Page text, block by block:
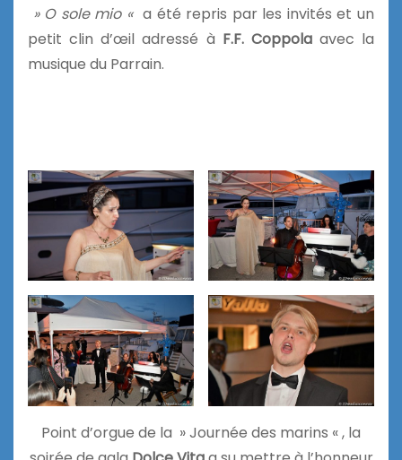
» O sole mio « a été repris par les invités et un
petit clin d’œil adressé à F.F. Coppolaavec la
musique du Parrain.
Point d’orgue de la » Journée des marins « , la